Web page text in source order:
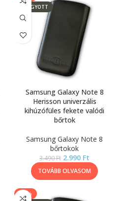
ELFOGYOTT
Samsung Galaxy Note 8
Herisson univerzális
kihúzófüles fekete valódi
bőrtok
Samsung Galaxy Note 8
bőrtokok
3.490Ft 2.990 Ft
TOVÁBB OLVASOM
-14%